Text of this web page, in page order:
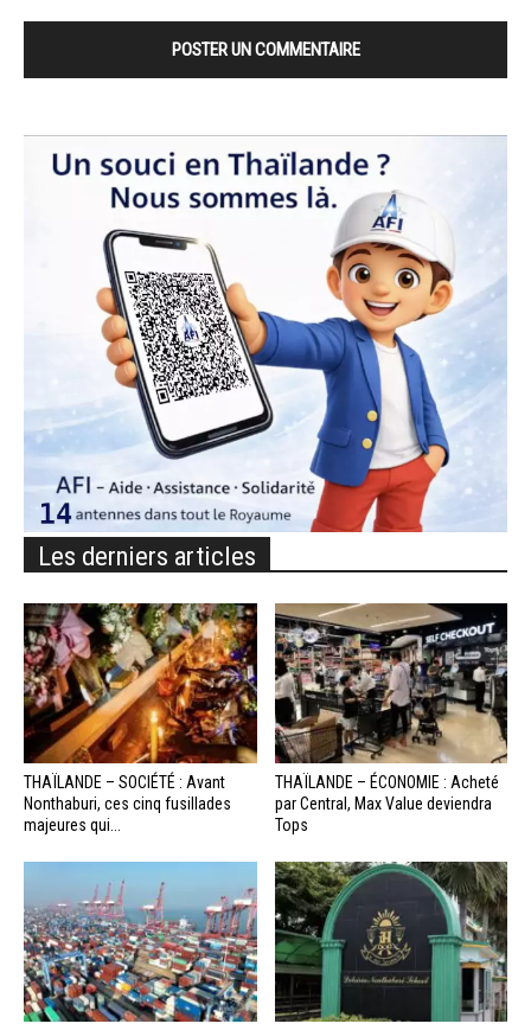
Les derniers articles
THAÏLANDE – SOCIÉTÉ : Avant
Nonthaburi, ces cinq fusillades
majeures qui...
THAÏLANDE – ÉCONOMIE : Acheté
par Central, Max Value deviendra
Tops